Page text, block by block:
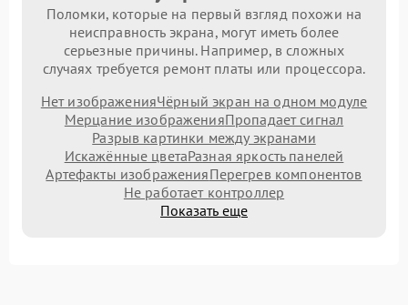
Поломки, которые на первый взгляд похожи на
неисправность экрана, могут иметь более
серьезные причины. Например, в сложных
случаях требуется ремонт платы или процессора.
Нет изображенияЧёрный экран на одном модуле
Мерцание изображенияПропадает сигнал
Разрыв картинки между экранами
Искажённые цветаРазная яркость панелей
Артефакты изображенияПерегрев компонентов
Не работает контроллер
Показать еще